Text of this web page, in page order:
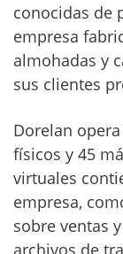
conocidas de
empresa
almohadas y
sus clientes
Dorelan
físicos y 45
virtuales
empresa,
sobre ventas
archivos de